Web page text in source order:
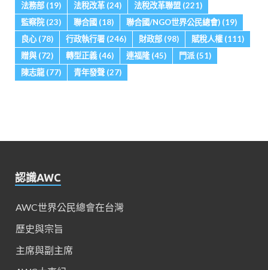
法務部 (19) 法稅改革 (24) 法稅改革聯盟 (221)
監察院(23) 聯合國 (18) 聯合國/NGO世界公民總會) (19)
良心(78) 行政執行署 (246) 財政部 (98) 賦稅人權(111)
贈與(72) 轉型正義 (46) 連福隆(45) 門派(51)
陳志龍(77) 青年發聲 (27)
認識AWC
AWC世界公民總會在台灣
歷史與宗旨
主席與副主席